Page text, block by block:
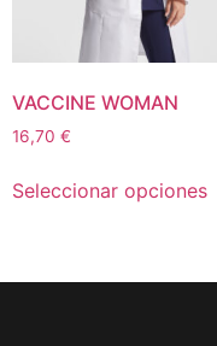
VACCINE WOMAN
16,70 €
Seleccionar opciones